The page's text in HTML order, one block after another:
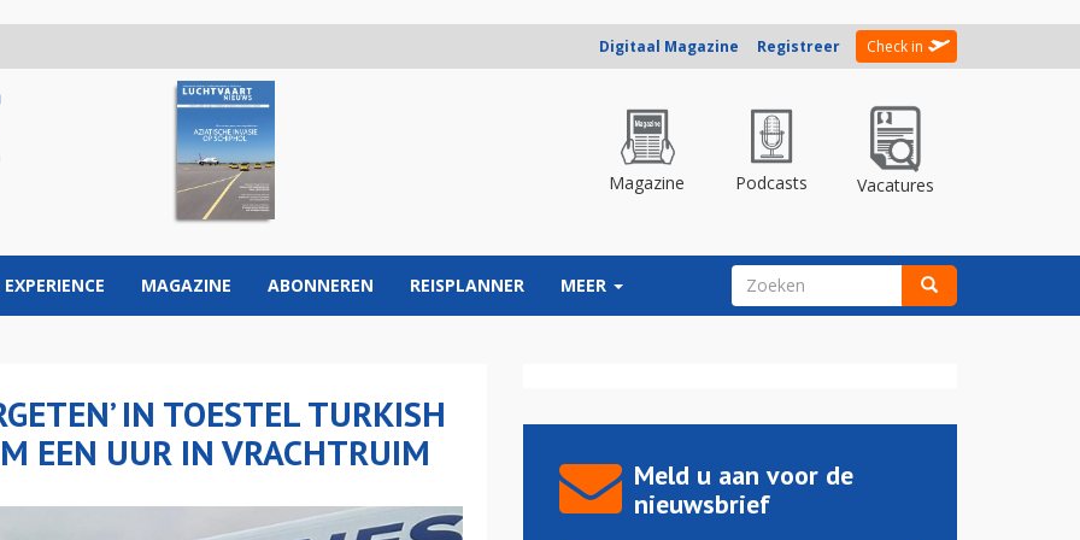
Digitaal Magazine Registreer Check in
Magazine Podcasts Vacatures
EXPERIENCE MAGAZINE ABONNEREN REISPLANNER MEER ZOEKVELD
IN TOESTEL TURKISH
EEN UUR IN VRACHTRUIM
Meld u aan voor de
nieuwsbrief